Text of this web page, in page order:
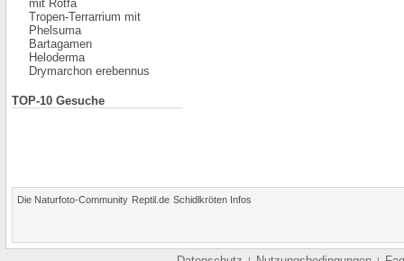
mit Rotfa
Tropen-Terrarrium mit
Phelsuma
Bartagamen
Heloderma
Drymarchon erebennus
TOP-10 Gesuche
Die Naturfoto-Community Reptil.de Schidlkröten Infos